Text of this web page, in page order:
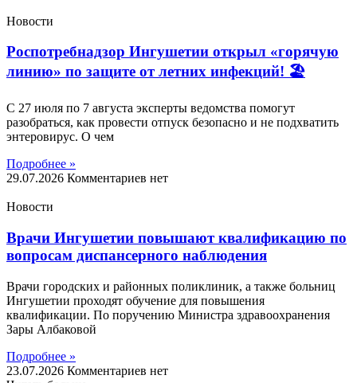
Новости
Роспотребнадзор Ингушетии открыл «горячую
линию» по защите от летних инфекций! 🏖
С 27 июля по 7 августа эксперты ведомства помогут
разобраться, как провести отпуск безопасно и не подхватить
энтеровирус. О чем
Подробнее »
29.07.2026 Комментариев нет
Новости
Врачи Ингушетии повышают квалификацию по
вопросам диспансерного наблюдения
Врачи городских и районных поликлиник, а также больниц
Ингушетии проходят обучение для повышения
квалификации. По поручению Министра здравоохранения
Зары Албаковой
Подробнее »
23.07.2026 Комментариев нет